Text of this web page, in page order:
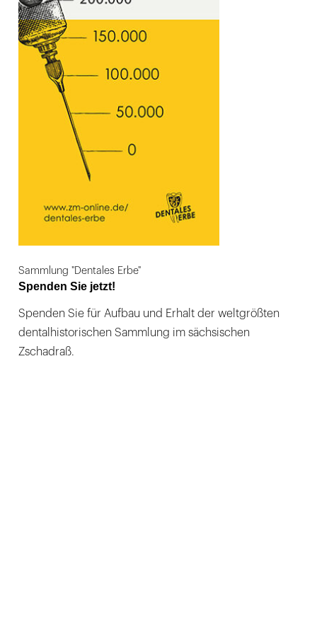
Sammlung "Dentales Erbe"
Spenden Sie jetzt!
Spenden Sie für Aufbau und Erhalt der weltgrößten
dentalhistorischen Sammlung im sächsischen
Zschadraß.